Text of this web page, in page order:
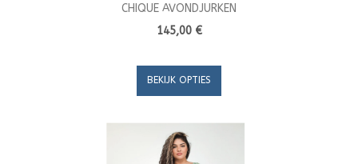
CHIQUE AVONDJURKEN
145,00 €
BEKIJK OPTIES